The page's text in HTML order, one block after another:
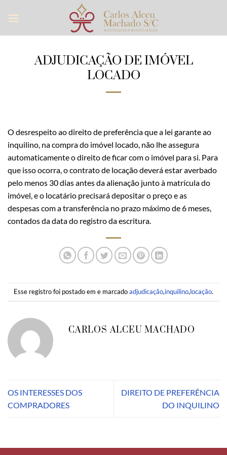
ADJUDICAÇÃO DE IMÓVEL
LOCADO
O desrespeito ao direito de preferência que a lei garante ao
inquilino, na compra do imóvel locado, não lhe assegura
automaticamente o direito de ficar com o imóvel para si. Para
que isso ocorra, o contrato de locação deverá estar averbado
pelo menos 30 dias antes da alienação junto à matrícula do
imóvel, e o locatário precisará depositar o preço e as
despesas com a transferência no prazo máximo de 6 meses,
contados da data do registro da escritura.
Esse registro foi postado em e marcadoadjudicação,inquilino,locação.
CARLOS ALCEU MACHADO
OS INTERESSES DOS
COMPRADORES
DIREITO DE PREFERÊNCIA
DO INQUILINO